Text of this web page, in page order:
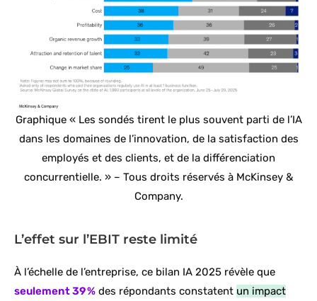
Graphique « Les sondés tirent le plus souvent parti de l’IA
dans les domaines de l’innovation, de la satisfaction des
employés et des clients, et de la différenciation
concurrentielle. » – Tous droits réservés à McKinsey &
Company.
L’effet sur l’EBIT reste limité
À l’échelle de l’entreprise, ce bilan IA 2025 révèle que
seulement 39 % des répondants constatent un impact